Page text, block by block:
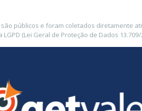
públicos e foram coletados diretamente
(Lei Geral de Proteção de Dados 13.709/